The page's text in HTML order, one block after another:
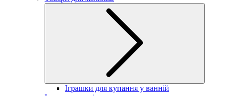
Іграшки для купання у ванній